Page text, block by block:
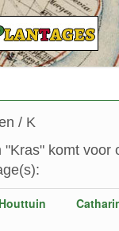
/ K
"Kras" komt voor
Houttuin